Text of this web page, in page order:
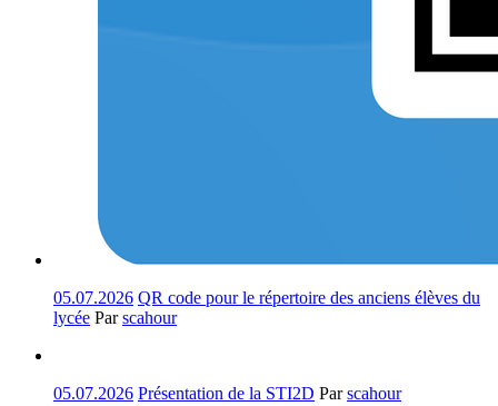
05.07.2026 QR code pour le répertoire des anciens élèves du
lycée Parscahour
05.07.2026 Présentation de la STI2D Parscahour